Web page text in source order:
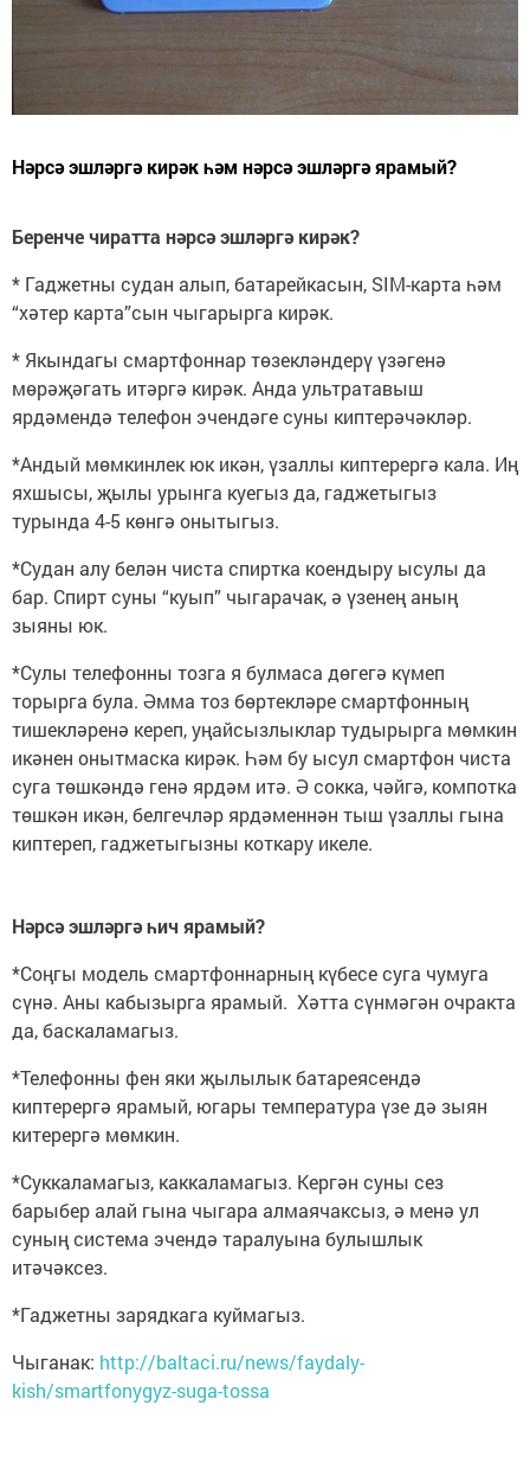
Нәрсә эшләргә кирәк һәм нәрсә эшләргә ярамый?
Беренче чиратта нәрсә эшләргә кирәк?
* Гаджетны судан алып, батарейкасын, SIM-карта һәм
“хәтер карта”сын чыгарырга кирәк.
* Якындагы смартфоннар төзекләндерү үзәгенә
мөрәҗәгать итәргә кирәк. Анда ультратавыш
ярдәмендә телефон эчендәге суны киптерәчәкләр.
*Андый мөмкинлек юк икән, үзаллы киптерергә кала. Иң
яхшысы, җылы урынга куегыз да, гаджетыгыз
турында 4-5 көнгә онытыгыз.
*Судан алу белән чиста спиртка коендыру ысулы да
бар. Спирт суны “куып” чыгарачак, ә үзенең аның
зыяны юк.
*Сулы телефонны тозга я булмаса дөгегә күмеп
торырга була. Әмма тоз бөртекләре смартфонның
тишекләренә кереп, уңайсызлыклар тудырырга мөмкин
икәнен онытмаска кирәк. Һәм бу ысул смартфон чиста
суга төшкәндә генә ярдәм итә. Ә сокка, чәйгә, компотка
төшкән икән, белгечләр ярдәменнән тыш үзаллы гына
киптереп, гаджетыгызны коткару икеле.
Нәрсә эшләргә һич ярамый?
*Соңгы модель смартфоннарның күбесе суга чумуга
сүнә. Аны кабызырга ярамый. Хәтта сүнмәгән очракта
да, баскаламагыз.
*Телефонны фен яки җылылык батареясендә
киптерергә ярамый, югары температура үзе дә зыян
китерергә мөмкин.
*Суккаламагыз, каккаламагыз. Кергән суны сез
барыбер алай гына чыгара алмаячаксыз, ә менә ул
суның система эчендә таралуына булышлык
итәчәксез.
*Гаджетны зарядкага куймагыз.
Чыганак: http://baltaci.ru/news/faydaly-
kish/smartfonygyz-suga-tossa